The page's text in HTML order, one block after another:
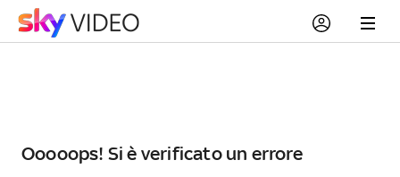
Ooooops! Si è verificato un errore